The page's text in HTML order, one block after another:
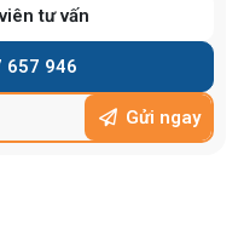
tư vấn
657 946
Gửi ngay